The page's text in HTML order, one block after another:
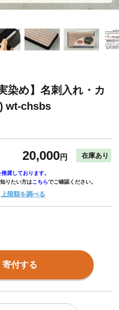
染め】名刺入れ・カ
wt-chsbs
20,000円 在庫あり
推奨しております。
りたい方はこちらでご確認ください。
上限額を調べる
寄付する